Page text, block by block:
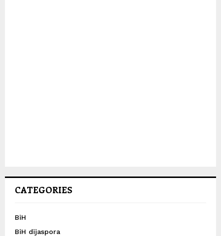
CATEGORIES
BiH
BiH dijaspora